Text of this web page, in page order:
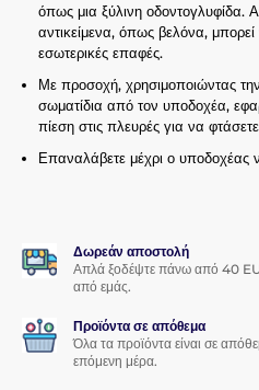
όπως μια ξύλινη οδοντογλυφίδα.
αντικείμενα, όπως βελόνα,
εσωτερικές επαφές.
Με προσοχή, χρησιμοποιώντας
σωματίδια από τον υποδοχέα,
πίεση στις πλευρές για να
Επαναλάβετε μέχρι ο υποδοχέας
Δωρεάν αποστολή
Απλά ξοδέψτε πάνω από 40
από εμάς.
Προϊόντα σε απόθεμα
Όλα τα προϊόντα είναι σε
επόμενη μέρα.